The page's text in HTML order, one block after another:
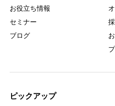
お役立ち情報
セミナー
ブログ
ピックアップ